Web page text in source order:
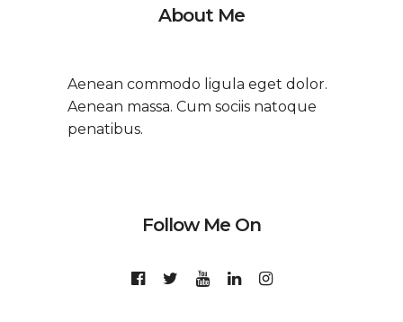
About Me
Aenean commodo ligula eget dolor.
Aenean massa. Cum sociis natoque
penatibus.
Follow Me On